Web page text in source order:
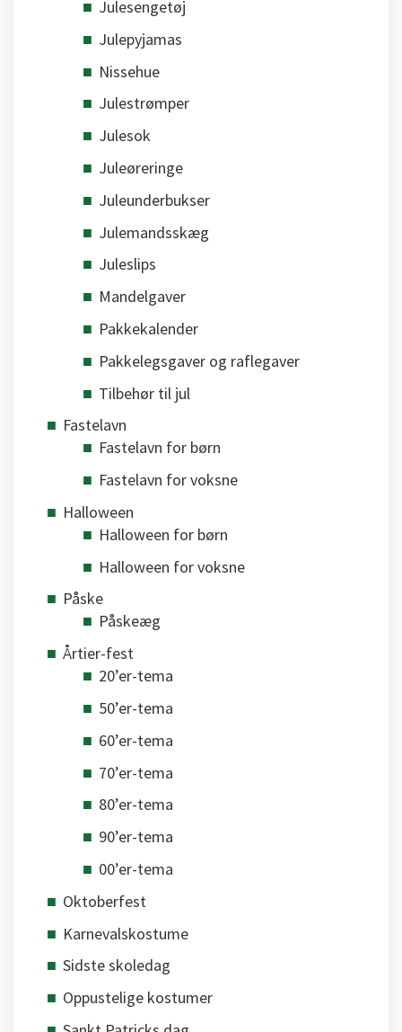
Julesengetøj
Julepyjamas
Nissehue
Julestrømper
Julesok
Juleøreringe
Juleunderbukser
Julemandsskæg
Juleslips
Mandelgaver
Pakkekalender
Pakkelegsgaver og raflegaver
Tilbehør til jul
Fastelavn
Fastelavn for børn
Fastelavn for voksne
Halloween
Halloween for børn
Halloween for voksne
Påske
Påskeæg
Årtier-fest
20’er-tema
50’er-tema
60’er-tema
70’er-tema
80’er-tema
90’er-tema
00’er-tema
Oktoberfest
Karnevalskostume
Sidste skoledag
Oppustelige kostumer